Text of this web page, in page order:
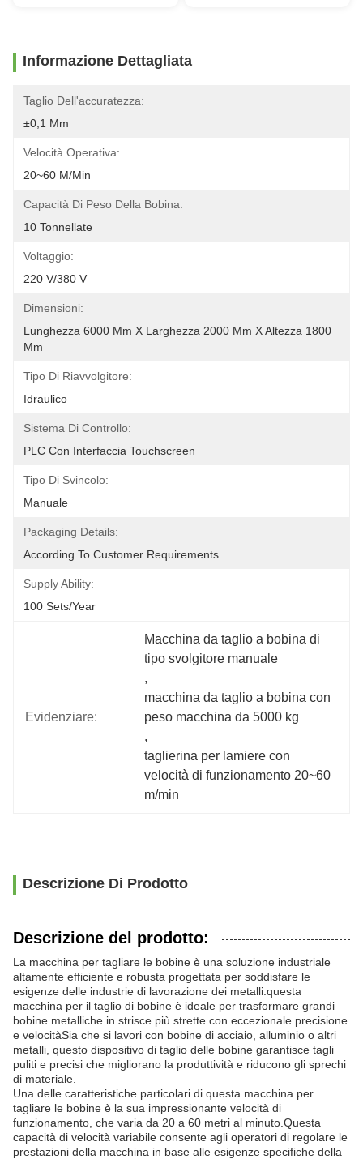
Informazione Dettagliata
Taglio Dell'accuratezza:
±0,1 Mm
Velocità Operativa:
20~60 M/min
Capacità Di Peso Della Bobina:
10 Tonnellate
Voltaggio:
220 V/380 V
Dimensioni:
Lunghezza 6000 Mm X Larghezza 2000 Mm X Altezza 1800
Mm
Tipo Di Riavvolgitore:
Idraulico
Sistema Di Controllo:
PLC Con Interfaccia Touchscreen
Tipo Di Svincolo:
Manuale
Packaging Details:
According To Customer Requirements
Supply Ability:
100 Sets/year
Evidenziare:
Macchina da taglio a bobina di
tipo svolgitore manuale
,
macchina da taglio a bobina con
peso macchina da 5000 kg
,
taglierina per lamiere con
velocità di funzionamento 20~60
m/min
Descrizione Di Prodotto
Descrizione del prodotto:
La macchina per tagliare le bobine è una soluzione industriale
altamente efficiente e robusta progettata per soddisfare le
esigenze delle industrie di lavorazione dei metalli.questa
macchina per il taglio di bobine è ideale per trasformare grandi
bobine metalliche in strisce più strette con eccezionale precisione
e velocitàSia che si lavori con bobine di acciaio, alluminio o altri
metalli, questo dispositivo di taglio delle bobine garantisce tagli
puliti e precisi che migliorano la produttività e riducono gli sprechi
di materiale.
Una delle caratteristiche particolari di questa macchina per
tagliare le bobine è la sua impressionante velocità di
funzionamento, che varia da 20 a 60 metri al minuto.Questa
capacità di velocità variabile consente agli operatori di regolare le
prestazioni della macchina in base alle esigenze specifiche della